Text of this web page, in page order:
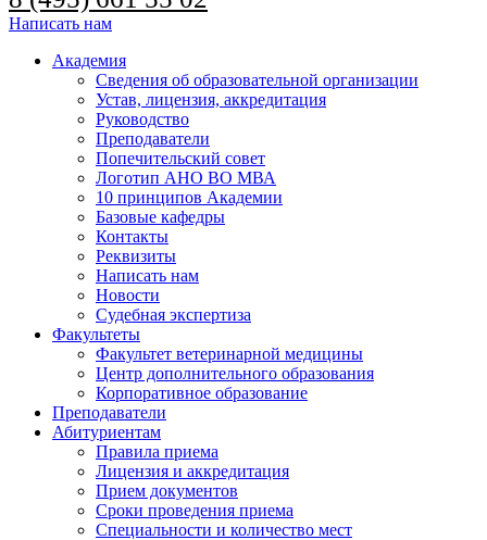
Написать нам
Академия
Сведения об образовательной организации
Устав, лицензия, аккредитация
Руководство
Преподаватели
Попечительский совет
Логотип АНО ВО МВА
10 принципов Академии
Базовые кафедры
Контакты
Реквизиты
Написать нам
Новости
Судебная экспертиза
Факультеты
Факультет ветеринарной медицины
Центр дополнительного образования
Корпоративное образование
Преподаватели
Абитуриентам
Правила приема
Лицензия и аккредитация
Прием документов
Сроки проведения приема
Специальности и количество мест